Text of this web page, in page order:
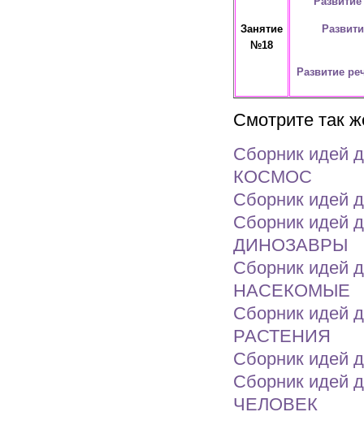
Занятие
№18
Развитие
Смотрите так
Сборник идей
КОСМОС
Сборник идей
Сборник идей
ДИНОЗАВРЫ
Сборник идей
НАСЕКОМЫЕ
Сборник идей
РАСТЕНИЯ
Сборник идей
Сборник идей
ЧЕЛОВЕК